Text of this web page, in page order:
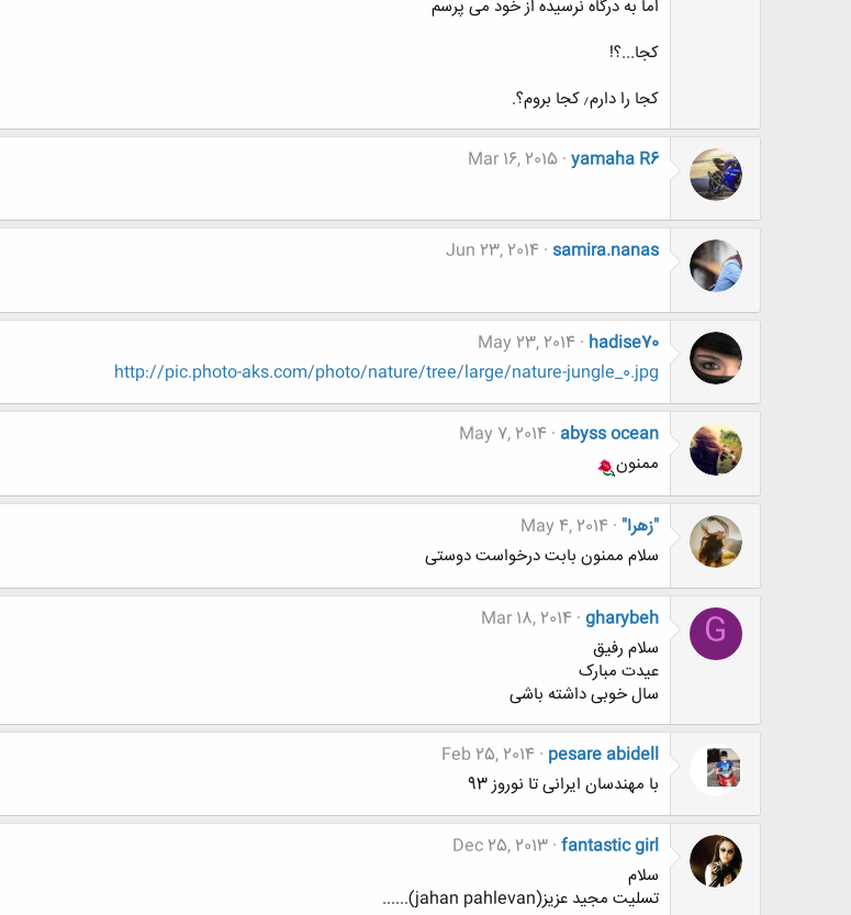
اما به درگاه نرسیده از خود می پرسم
کجا...؟!
کجا را دارم٫ کجا بروم؟.
yamaha R6
Mar 16, 2015
samira.nanas
Jun 23, 2014
hadise70
May 23, 2014
http://pic.photo-aks.com/photo/nature/tree/large/nature-jungle_0.jpg
abyss ocean
May 7, 2014
ممنون
"زهرا" May 4, 2014
سلام ممنون بابت درخواست دوستی
G
gharybeh
Mar 18, 2014
سلام رفیق
عیدت مبارک
سال خوبی داشته باشی
pesare abidell
Feb 25, 2014
با مهندسان ایرانی تا نوروز 93
fantastic girl
Dec 25, 2013
سلام
تسلیت مجید عزیز(jahan pahlevan)......